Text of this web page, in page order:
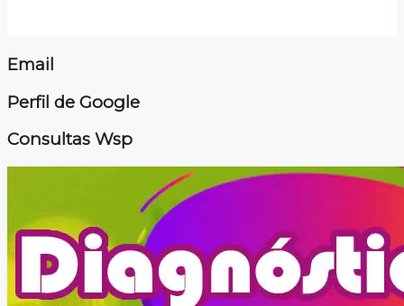
Email
Perfil de Google
Consultas Wsp